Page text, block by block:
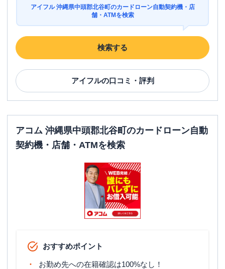
アイフル 沖縄県中頭郡北谷町のカードローン自動契約機・店
舗・ATMを検索
検索する
アイフルの口コミ・評判
アコム 沖縄県中頭郡北谷町のカードローン自動
契約機・店舗・ATMを検索
おすすめポイント
お勤め先への在籍確認は100%なし！